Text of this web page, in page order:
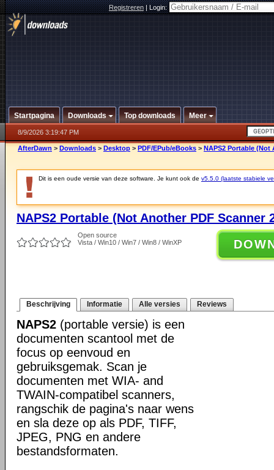
Registreren|Login:
Startpagina Downloads Top downloads Meer
8/9/2026 3:19:47 PM
AfterDawn > Downloads > Desktop > PDF/EPub/eBooks > NAPS2 Portable (Not
Dit is een oude versie van deze software. Je kunt ook de v5.5.0 (laatste stabiele
NAPS2 Portable (Not Another PDF Scanner
Open source
Vista / Win10 / Win7 / Win8 / WinXP
Beschrijving Informatie Alle versies Reviews
NAPS2 (portable versie) is een
documenten scantool met de
focus op eenvoud en
gebruiksgemak. Scan je
documenten met WIA- and
TWAIN-compatibel scanners,
rangschik de pagina's naar wens
en sla deze op als PDF, TIFF,
JPEG, PNG en andere
bestandsformaten.